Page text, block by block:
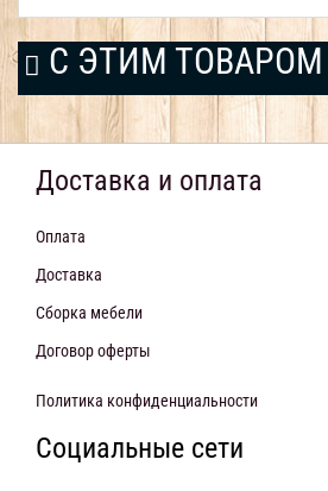
С ЭТИМ
Доставка и оплата
Оплата
Доставка
Сборка мебели
Договор оферты
Политика конфиденциальности
Социальные сети